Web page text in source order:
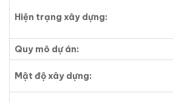
Hiện trạng xây dựng:
Quy mô dự án:
Mật độ xây dựng: